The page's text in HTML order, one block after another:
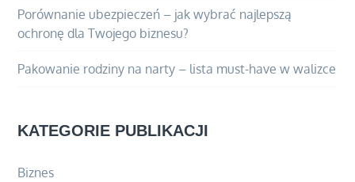
Porównanie ubezpieczeń – jak wybrać najlepszą
ochronę dla Twojego biznesu?
Pakowanie rodziny na narty – lista must-have w walizce
KATEGORIE PUBLIKACJI
Biznes